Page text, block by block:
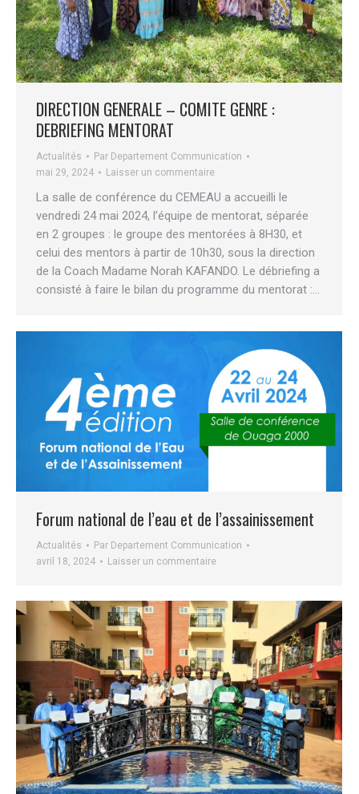
DIRECTION GENERALE – COMITE GENRE :
DEBRIEFING MENTORAT
Actualités Par Departement Communication
mai 29, 2024
Laisser un commentaire
La salle de conférence du CEMEAU a accueilli le
vendredi 24 mai 2024, l’équipe de mentorat, séparée
en 2 groupes : le groupe des mentorées à 8H30, et
celui des mentors à partir de 10h30, sous la direction
de la Coach Madame Norah KAFANDO. Le débriefing a
consisté à faire le bilan du programme du mentorat :…
Forum national de l’eau et de l’assainissement
Actualités Par Departement Communication
avril 18, 2024
Laisser un commentaire